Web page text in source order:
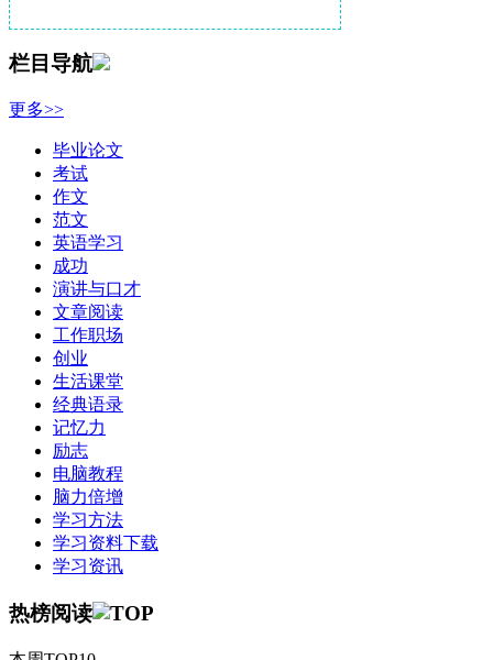
栏目导航
更多>>
毕业论文
考试
作文
范文
英语学习
成功
演讲与口才
文章阅读
工作职场
创业
生活课堂
经典语录
记忆力
励志
电脑教程
脑力倍增
学习方法
学习资料下载
学习资讯
热榜阅读